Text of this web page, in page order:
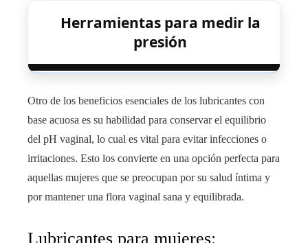
Herramientas para medir la
presión
Otro de los beneficios esenciales de los lubricantes con
base acuosa es su habilidad para conservar el equilibrio
del pH vaginal, lo cual es vital para evitar infecciones o
irritaciones. Esto los convierte en una opción perfecta para
aquellas mujeres que se preocupan por su salud íntima y
por mantener una flora vaginal sana y equilibrada.
Lubricantes para mujeres: